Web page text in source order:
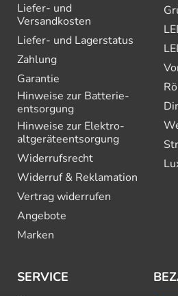
Liefer- und
Versandkosten
Liefer- und Lagerstatus
Zahlung
Garantie
Hinweise zur Batterie­
entsorgung
Hinweise zur Elektro­
altgeräte­entsorgung
Widerrufsrecht
Widerruf & Reklamation
Vertrag widerrufen
Angebote
Marken
SERVICE